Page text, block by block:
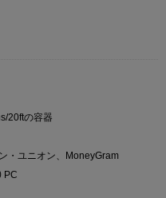
20ftの容器
・ユニオン、MoneyGram
PC